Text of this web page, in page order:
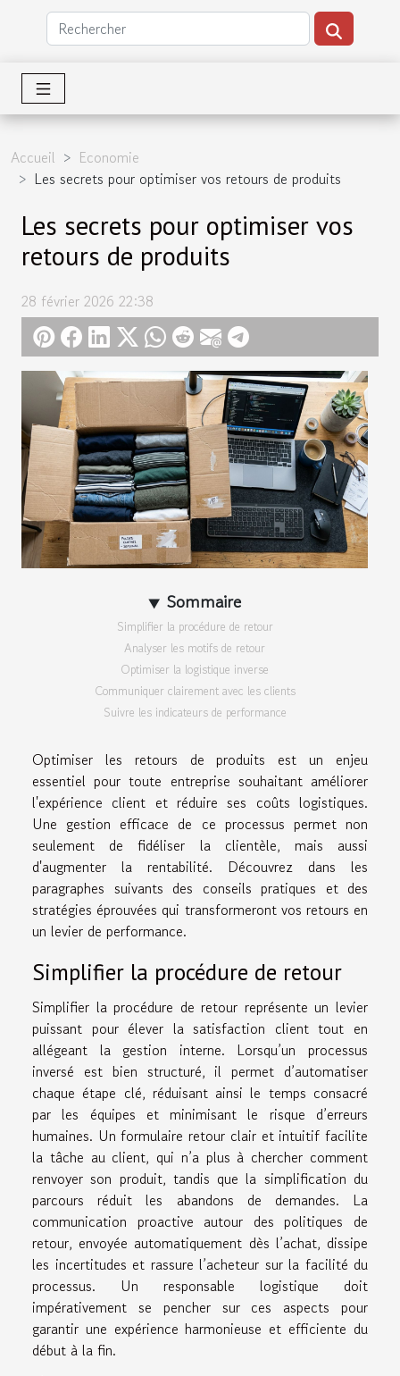
Accueil
Economie
Les secrets pour optimiser vos retours de produits
Les secrets pour optimiser vos
retours de produits
28 février 2026 22:38
Sommaire
Simplifier la procédure de retour
Analyser les motifs de retour
Optimiser la logistique inverse
Communiquer clairement avec les clients
Suivre les indicateurs de performance
Optimiser les retours de produits est un enjeu
essentiel pour toute entreprise souhaitant améliorer
l'expérience client et réduire ses coûts logistiques.
Une gestion efficace de ce processus permet non
seulement de fidéliser la clientèle, mais aussi
d'augmenter la rentabilité. Découvrez dans les
paragraphes suivants des conseils pratiques et des
stratégies éprouvées qui transformeront vos retours en
un levier de performance.
Simplifier la procédure de retour
Simplifier la procédure de retour représente un levier
puissant pour élever la satisfaction client tout en
allégeant la gestion interne. Lorsqu’un processus
inversé est bien structuré, il permet d’automatiser
chaque étape clé, réduisant ainsi le temps consacré
par les équipes et minimisant le risque d’erreurs
humaines. Un formulaire retour clair et intuitif facilite
la tâche au client, qui n’a plus à chercher comment
renvoyer son produit, tandis que la simplification du
parcours réduit les abandons de demandes. La
communication proactive autour des politiques de
retour, envoyée automatiquement dès l’achat, dissipe
les incertitudes et rassure l’acheteur sur la facilité du
processus. Un responsable logistique doit
impérativement se pencher sur ces aspects pour
garantir une expérience harmonieuse et efficiente du
début à la fin.